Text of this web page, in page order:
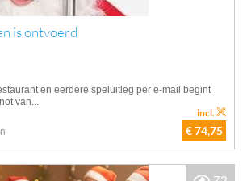
is ontvoerd
en eerdere speluitleg per e-mail begint
van...
€ 74,75
incl.